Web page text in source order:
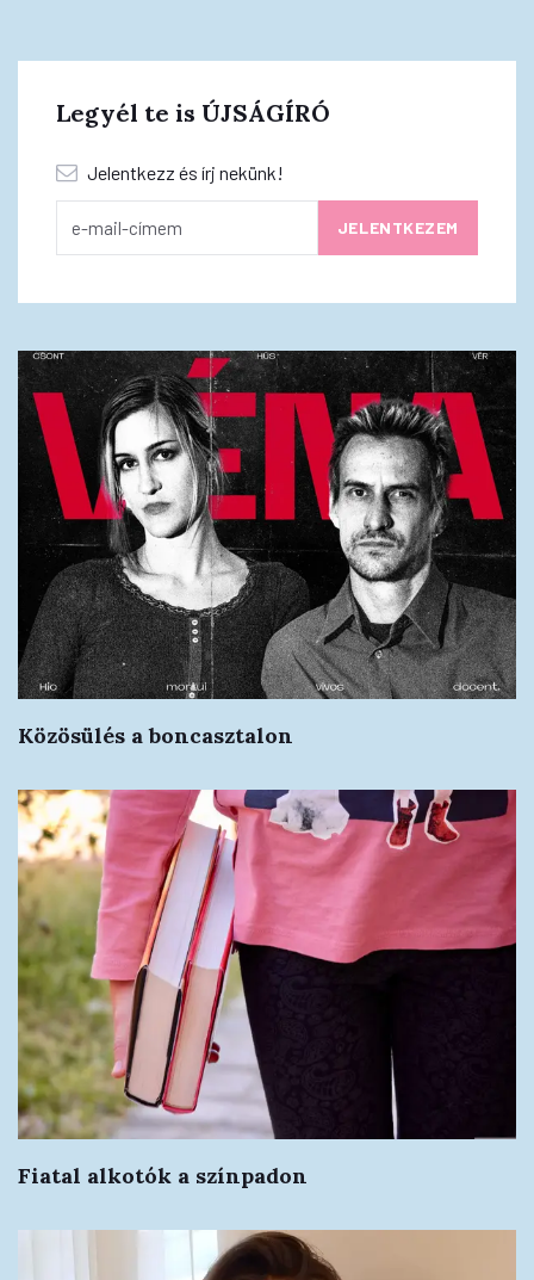
Legyél te is ÚJSÁGÍRÓ
Jelentkezz és írj nekünk!
Közösülés a boncasztalon
Fiatal alkotók a színpadon